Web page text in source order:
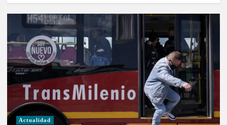
Actualidad